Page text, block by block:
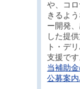
や、コ
きるよ
ー開発
した提
ト・デ
支援です
当補助
公募案